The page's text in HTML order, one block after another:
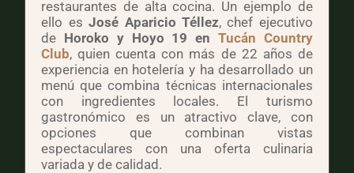
restaurantes de alta cocina. Un ejemplo de
ello esJosé Aparicio Téllez, chef ejecutivo
de Horoko y Hoyo 19 en Tucán Country
Club, quien cuenta con más de 22 años de
experiencia en hotelería y ha desarrollado un
menú que combina técnicas internacionales
con ingredientes locales. El turismo
gastronómico es un atractivo clave, con
opciones que combinan vistas
espectaculares con una oferta culinaria
variada y de calidad.